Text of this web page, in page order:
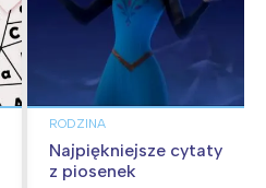
RODZINA
Najpiękniejsze cytaty
z piosenek